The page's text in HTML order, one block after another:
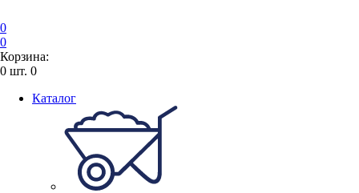
0
0
Корзина:
0 шт. 0
Каталог